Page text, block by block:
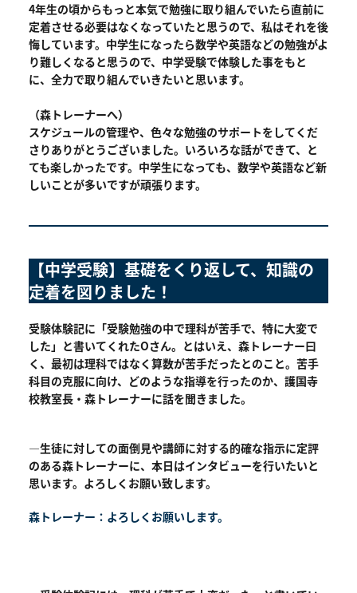
4年生の頃からもっと本気で勉強に取り組んでいたら直前に
定着させる必要はなくなっていたと思うので、私はそれを後
悔しています。中学生になったら数学や英語などの勉強がよ
り難しくなると思うので、中学受験で体験した事をもと
に、全力で取り組んでいきたいと思います。
（森トレーナーへ）
スケジュールの管理や、色々な勉強のサポートをしてくだ
さりありがとうございました。いろいろな話ができて、と
ても楽しかったです。中学生になっても、数学や英語など新
しいことが多いですが頑張ります。
【中学受験】基礎をくり返して、知識の
定着を図りました！
受験体験記に「受験勉強の中で理科が苦手で、特に大変で
した」と書いてくれたOさん。とはいえ、森トレーナー曰
く、最初は理科ではなく算数が苦手だったとのこと。苦手
科目の克服に向け、どのような指導を行ったのか、護国寺
校教室長・森トレーナーに話を聞きました。
―生徒に対しての面倒見や講師に対する的確な指示に定評
のある森トレーナーに、本日はインタビューを行いたいと
思います。よろしくお願い致します。
森トレーナー：よろしくお願いします。